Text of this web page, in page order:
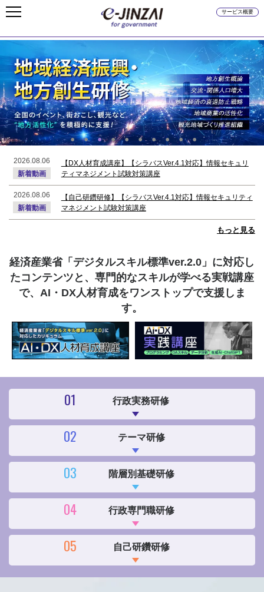
サービス概要
新着動画
2026.08.06
【DX人材育成講座】【シラバスVer.4.1対応】情報セキュリ
ティマネジメント試験対策講座
新着動画
2026.08.06
【自己研鑽研修】【シラバスVer.4.1対応】情報セキュリティ
マネジメント試験対策講座
【ニュース動画】資格取得のすすめ〜資格ソムリエが紹介す
もっと見る
経済産業省「デジタルスキル標準ver.2.0」に対応し
たコンテンツと、 専門的なスキルが学べる実戦講座
で、AI・DX人材育成をワンストップで支援しま
す。
01 行政実務研修
02 テーマ研修
03 階層別基礎研修
04 行政専門職研修
05 自己研鑽研修